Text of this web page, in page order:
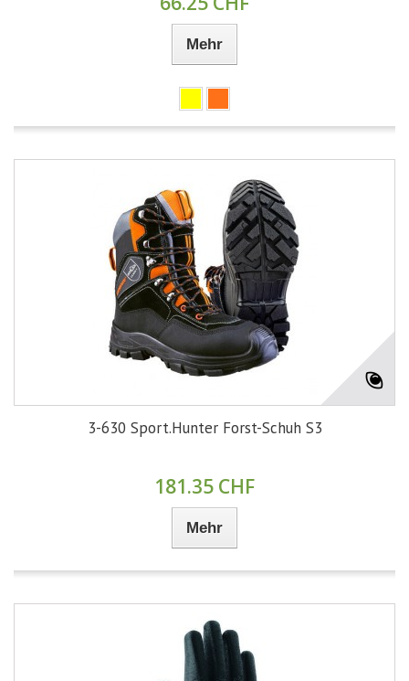
Mehr
3-630 Sport.Hunter Forst-Schuh S3
181.35 CHF
Mehr